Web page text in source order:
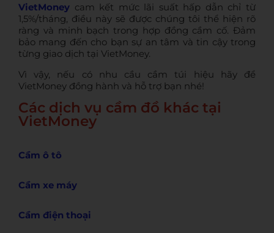
VietMoney cam kết mức lãi suất hấp dẫn chỉ từ
1,5%/tháng, điều này sẽ được chúng tôi thể hiện rõ
ràng và minh bạch trong hợp đồng cầm cố. Đảm
bảo mang đến cho bạn sự an tâm và tin cậy trong
từng giao dịch tại VietMoney.
Vì vậy, nếu có nhu cầu cầm túi hiệu hãy để
VietMoney đồng hành và hỗ trợ bạn nhé!
Các dịch vụ cầm đồ khác tại
VietMoney
Cầm ô tô
Cầm xe máy
Cầm điện thoại